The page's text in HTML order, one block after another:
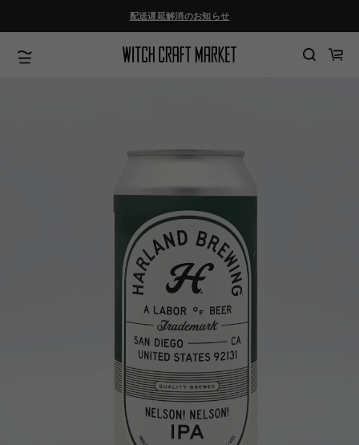
進
む
配送遅延解消のお知らせ
カ